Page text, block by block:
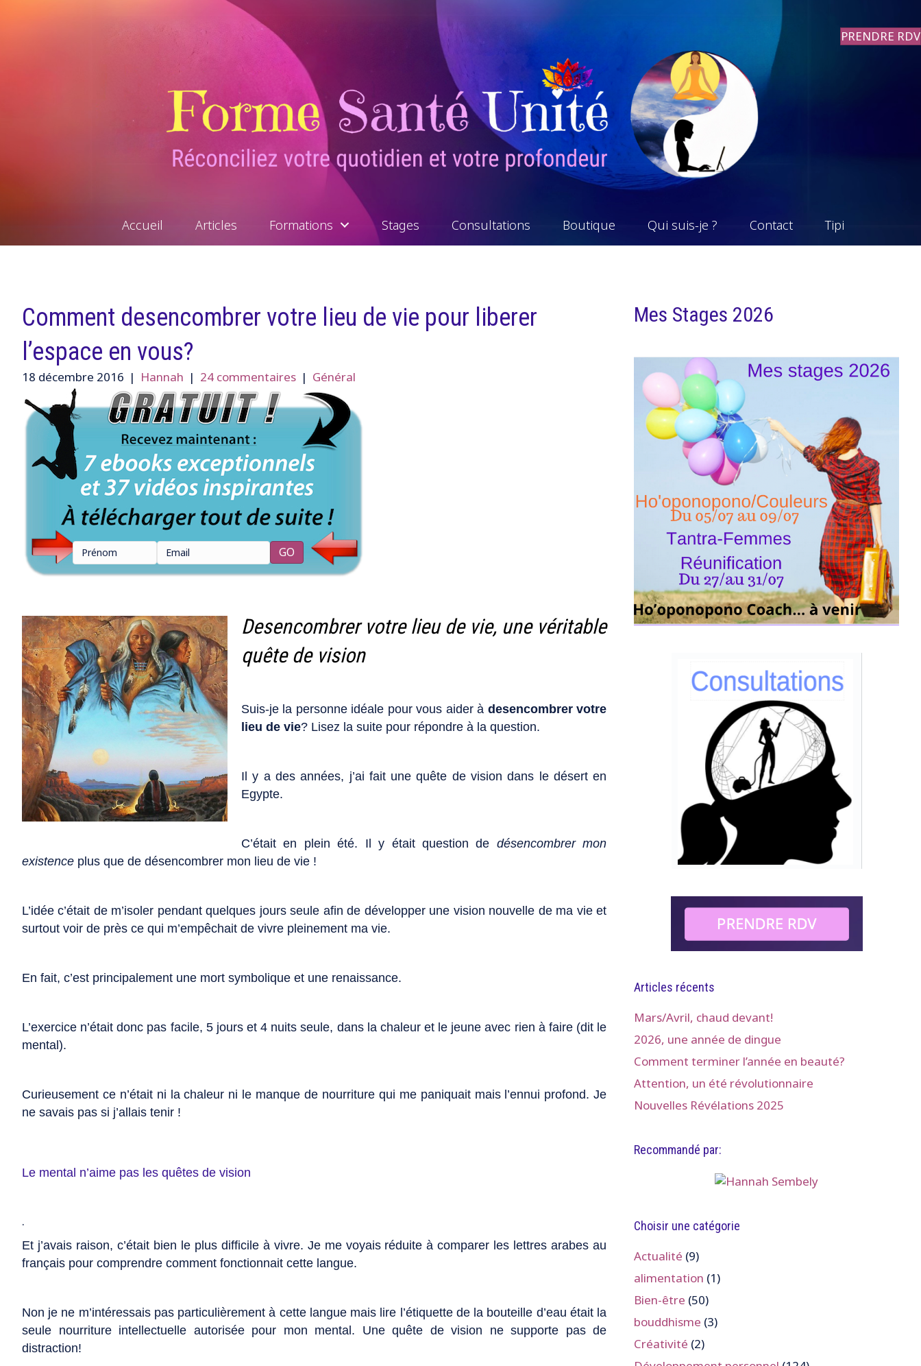
PRENDRE RDV
Accueil Articles Formations Stages Consultations Boutique Qui suis-je ? Contact Tipi
Comment desencombrer votre lieu de vie pour liberer
l’espace en vous?
18 décembre 2016 | Hannah | 24 commentaires | Général
Desencombrer votre lieu de vie, une véritable
quête de vision
Suis-je la personne idéale pour vous aider à desencombrer votre
lieu de vie? Lisez la suite pour répondre à la question.
Il y a des années, j’ai fait une quête de vision dans le désert en
Egypte.
C’était en plein été. Il y était question de désencombrer mon
existence plus que de désencombrer mon lieu de vie !
L’idée c’était de m’isoler pendant quelques jours seule afin de développer une vision nouvelle de ma vie et
surtout voir de près ce qui m’empêchait de vivre pleinement ma vie.
En fait, c’est principalement une mort symbolique et une renaissance.
L’exercice n’était donc pas facile, 5 jours et 4 nuits seule, dans la chaleur et le jeune avec rien à faire (dit le
mental).
Curieusement ce n’était ni la chaleur ni le manque de nourriture qui me paniquait mais l’ennui profond. Je
ne savais pas si j’allais tenir !
Le mental n’aime pas les quêtes de vision
.
Et j’avais raison, c’était bien le plus difficile à vivre. Je me voyais réduite à comparer les lettres arabes au
français pour comprendre comment fonctionnait cette langue.
Non je ne m’intéressais pas particulièrement à cette langue mais lire l’étiquette de la bouteille d’eau était la
seule nourriture intellectuelle autorisée pour mon mental. Une quête de vision ne supporte pas de
distraction!
Mes Stages 2026
Articles récents
Mars/Avril, chaud devant!
2026, une année de dingue
Comment terminer l’année en beauté?
Attention, un été révolutionnaire
Nouvelles Révélations 2025
Recommandé par:
Choisir une catégorie
Actualité (9)
alimentation (1)
Bien-être (50)
bouddhisme (3)
Créativité (2)